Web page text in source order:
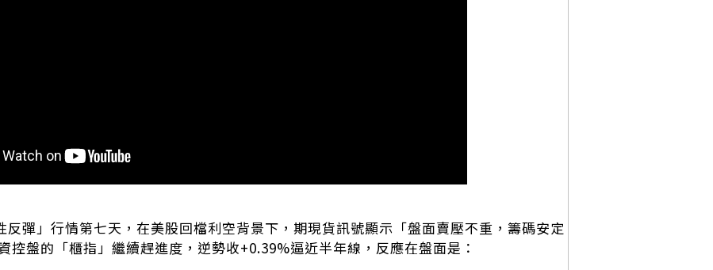
反彈」行情第七天，在美股回檔利空背景下，期現貨訊號顯示「盤面賣壓不重，籌碼安定
控盤的「櫃指」繼續趕進度，逆勢收+0.39%逼近半年線，反應在盤面是：